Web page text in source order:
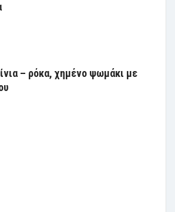
– ρόκα, χημένο ψωμάκι με